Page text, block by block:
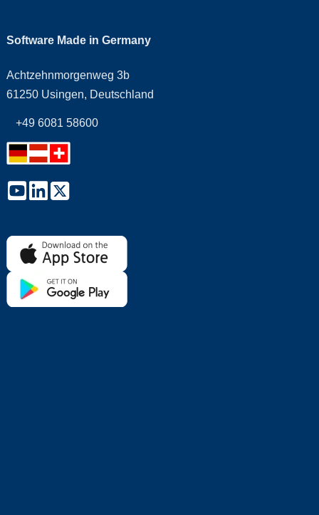
Software Made in Germany
Achtzehnmorgenweg 3b
61250 Usingen, Deutschland
+49 6081 58600